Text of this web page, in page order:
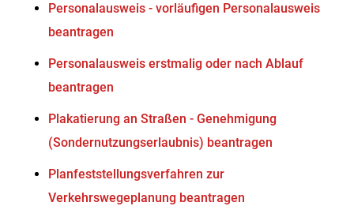
Personalausweis - vorläufigen Personalausweis
beantragen
Personalausweis erstmalig oder nach Ablauf
beantragen
Plakatierung an Straßen - Genehmigung
(Sondernutzungserlaubnis) beantragen
Planfeststellungsverfahren zur
Verkehrswegeplanung beantragen